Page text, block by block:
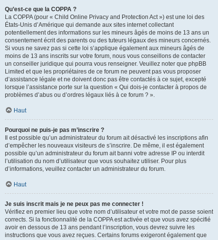
Qu’est-ce que la COPPA ?
La COPPA (pour « Child Online Privacy and Protection Act ») est une loi des
États-Unis d’Amérique qui demande aux sites internet collectant
potentiellement des informations sur les mineurs âgés de moins de 13 ans un
consentement écrit des parents ou des tuteurs légaux des mineurs concernés.
Si vous ne savez pas si cette loi s’applique également aux mineurs âgés de
moins de 13 ans inscrits sur votre forum, nous vous conseillons de contacter
un conseiller juridique qui pourra vous renseigner. Veuillez noter que phpBB
Limited et que les propriétaires de ce forum ne peuvent pas vous proposer
d’assistance légale et ne doivent donc pas être contactés à ce sujet, excepté
lorsque l’assistance porte sur la question « Qui dois-je contacter à propos de
problèmes d’abus ou d’ordres légaux liés à ce forum ? ».
Haut
Pourquoi ne puis-je pas m’inscrire ?
Il est possible qu’un administrateur du forum ait désactivé les inscriptions afin
d’empêcher les nouveaux visiteurs de s’inscrire. De même, il est également
possible qu’un administrateur du forum ait banni votre adresse IP ou interdit
l’utilisation du nom d’utilisateur que vous souhaitez utiliser. Pour plus
d’informations, veuillez contacter un administrateur du forum.
Haut
Je suis inscrit mais je ne peux pas me connecter !
Vérifiez en premier lieu que votre nom d’utilisateur et votre mot de passe soient
corrects. Si la fonctionnalité de la COPPA est activée et que vous avez spécifié
avoir en dessous de 13 ans pendant l’inscription, vous devrez suivre les
instructions que vous avez reçues. Certains forums exigeront également que